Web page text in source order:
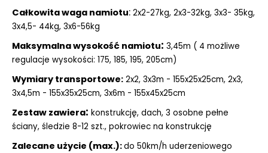
Całkowita waga namiotu: 2x2-27kg, 2x3-32kg, 3x3- 35kg,
3x4,5- 44kg, 3x6-56kg
Maksymalna wysokość namiotu: 3,45m ( 4 możliwe
regulacje wysokości: 175, 185, 195, 205cm)
Wymiary transportowe: 2x2, 3x3m - 155x25x25cm, 2x3,
3x4,5m - 155x35x25cm, 3x6m - 155x45x25cm
Zestaw zawiera: konstrukcję, dach, 3 osobne pełne
ściany, śledzie 8-12 szt., pokrowiec na konstrukcję
Zalecane użycie (max.):do 50km/h uderzeniowego